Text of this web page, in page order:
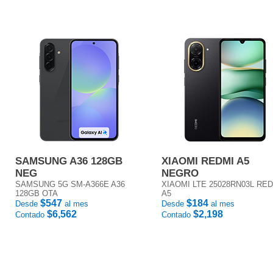
SAMSUNG A36 128GB
NEG
SAMSUNG 5G SM-A366E A36
128GB OTA
Desde $547 al mes
Contado $6,562
XIAOMI REDMI A5
NEGRO
XIAOMI LTE 25028RN03L
A5
Desde $184 al mes
Contado $2,198